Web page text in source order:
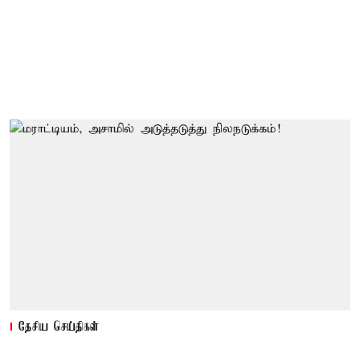
தேசிய செய்திகள்